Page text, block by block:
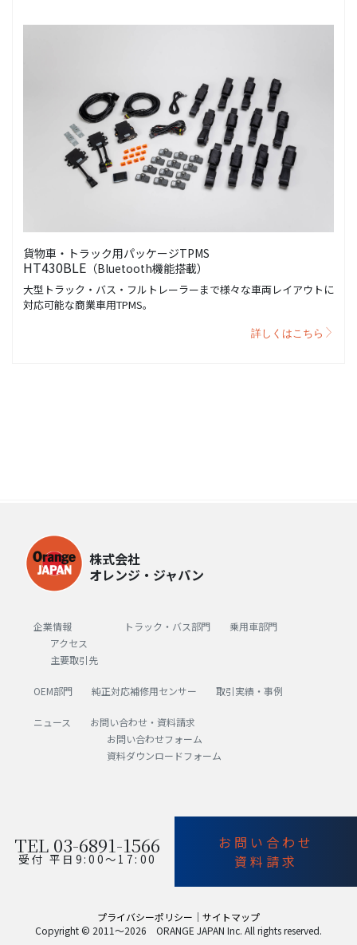
貨物車・トラック用パッケージTPMS
HT430BLE（Bluetooth機能搭載）
大型トラック・バス・フルトレーラーまで様々な車両レイアウトに
対応可能な商業車用TPMS。
詳しくはこちら
株式会社
オレンジ・ジャパン
企業情報
アクセス
主要取引先
トラック・バス部門 乗用車部門
OEM部門 純正対応補修用センサー 取引実績・事例
ニュース
お問い合わせ・資料請求
お問い合わせフォーム
資料ダウンロードフォーム
TEL 03-6891-1566
受付 平日9:00〜17:00
お問い合わせ
資料請求
プライバシーポリシー ｜ サイトマップ
Copyright © 2011～2026 ORANGE JAPAN Inc. All rights reserved.